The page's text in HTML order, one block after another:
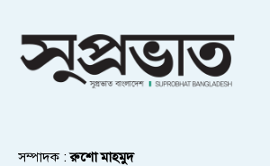
সম্পাদক :রুশো মাহমুদ